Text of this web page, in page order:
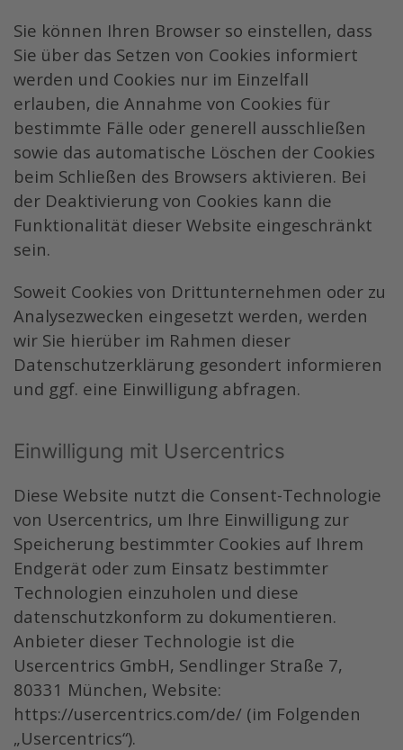
Sie können Ihren Browser so einstellen, dass
Sie über das Setzen von Cookies informiert
werden und Cookies nur im Einzelfall
erlauben, die Annahme von Cookies für
bestimmte Fälle oder generell ausschließen
sowie das automatische Löschen der Cookies
beim Schließen des Browsers aktivieren. Bei
der Deaktivierung von Cookies kann die
Funktionalität dieser Website eingeschränkt
sein.
Soweit Cookies von Drittunternehmen oder zu
Analysezwecken eingesetzt werden, werden
wir Sie hierüber im Rahmen dieser
Datenschutzerklärung gesondert informieren
und ggf. eine Einwilligung abfragen.
Einwilligung mit Usercentrics
Diese Website nutzt die Consent-Technologie
von Usercentrics, um Ihre Einwilligung zur
Speicherung bestimmter Cookies auf Ihrem
Endgerät oder zum Einsatz bestimmter
Technologien einzuholen und diese
datenschutzkonform zu dokumentieren.
Anbieter dieser Technologie ist die
Usercentrics GmbH, Sendlinger Straße 7,
80331 München, Website:
https://usercentrics.com/de/ (im Folgenden
„Usercentrics“).